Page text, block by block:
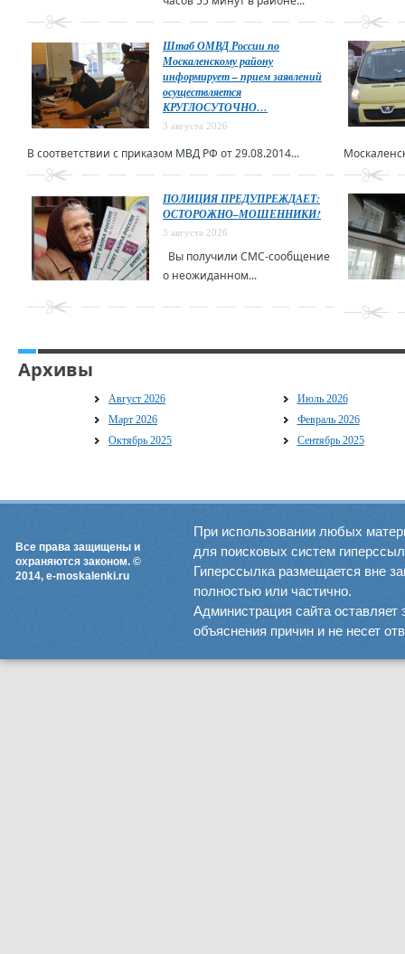
Штаб ОМВД России по
Москаленскому району
информирует – прием заявлений
осуществляется
КРУГЛОСУТОЧНО…
3 августа 2026
В соответствии с приказом МВД РФ от 29.08.2014...
ПОЛИЦИЯ ПРЕДУПРЕЖДАЕТ:
ОСТОРОЖНО–МОШЕННИКИ!
3 августа 2026
Вы получили СМС-сообщение
о неожиданном...
Архивы
Август 2026
Июль 2026
Март 2026
Февраль 2026
Октябрь 2025
Сентябрь 2025
Все права защищены и
охраняются законом. ©
2014, e-moskalenki.ru
При использовании любых
для поисковых систем
Гиперссылка размещается вне
полностью или частично.
Администрация сайта оставляет
объяснения причин и не несет